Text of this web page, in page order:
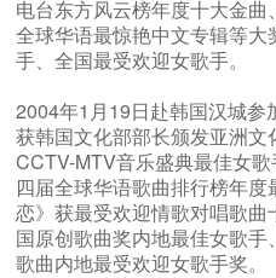
电台东方风云榜年度十大金曲
全球华语最惊艳中文专辑等
手、全国最受欢迎女歌手。
2004年1月19日赴韩国汉城
获韩国文化部部长颁发亚洲
CCTV-MTV音乐盛典最佳女
四届全球华语歌曲排行榜年
恋》获最受欢迎情歌对唱歌
国原创歌曲奖内地最佳女歌
歌曲内地最受欢迎女歌手奖。